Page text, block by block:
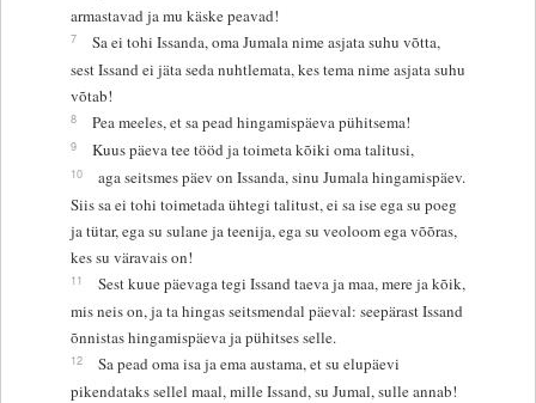
armastavad ja mu käske peavad!
7
Sa ei tohi Issanda, oma Jumala nime asjata suhu võtta,
sest Issand ei jäta seda nuhtlemata, kes tema nime asjata suhu
võtab!
8 Pea meeles, et sa pead hingamispäeva pühitsema!
9 Kuus päeva tee tööd ja toimeta kõiki oma talitusi,
10
aga seitsmes päev on Issanda, sinu Jumala hingamispäev.
Siis sa ei tohi toimetada ühtegi talitust, ei sa ise ega su poeg
ja tütar, ega su sulane ja teenija, ega su veoloom ega võõras,
kes su väravais on!
11
Sest kuue päevaga tegi Issand taeva ja maa, mere ja kõik,
mis neis on, ja ta hingas seitsmendal päeval: seepärast Issand
õnnistas hingamispäeva ja pühitses selle.
12
Sa pead oma isa ja ema austama, et su elupäevi
pikendataks sellel maal, mille Issand, su Jumal, sulle annab!